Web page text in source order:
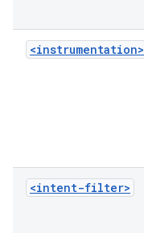
<instrumentation>
<intent-filter>